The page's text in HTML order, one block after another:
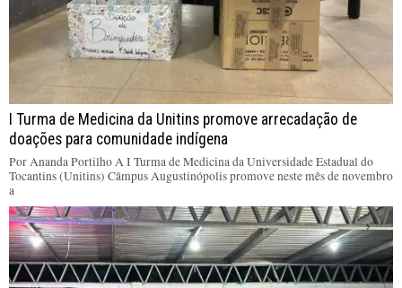
I Turma de Medicina da Unitins promove arrecadação de
doações para comunidade indígena
Por Ananda Portilho A I Turma de Medicina da Universidade Estadual do
Tocantins (Unitins) Câmpus Augustinópolis promove neste mês de novembro
a